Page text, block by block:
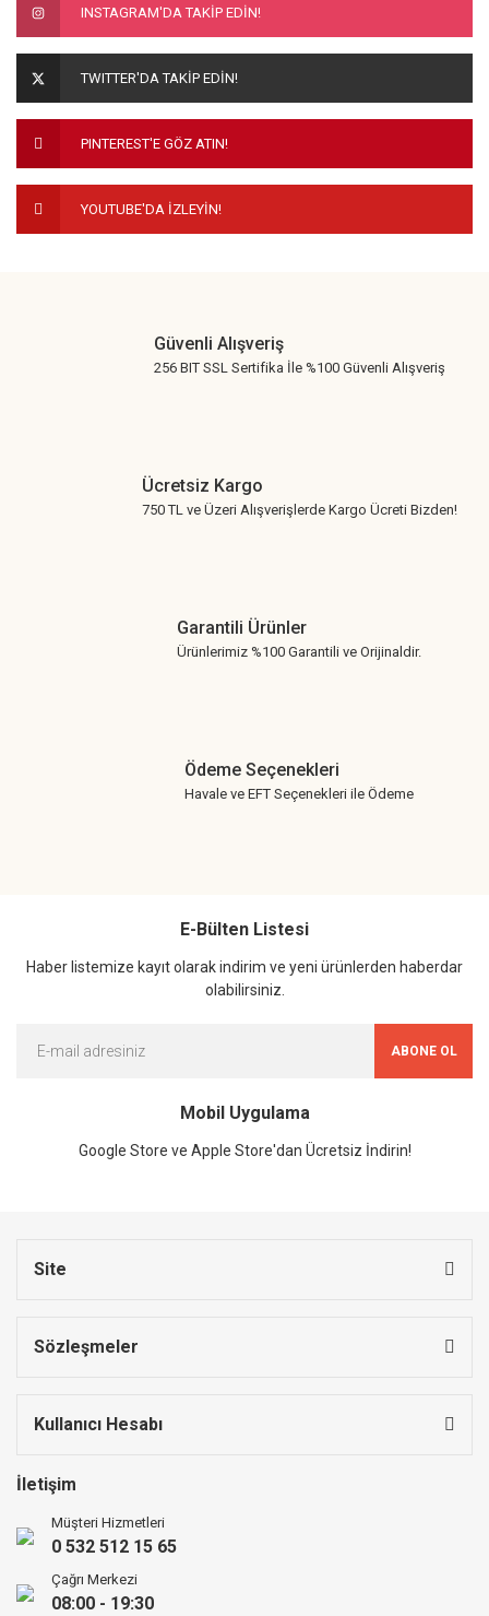
Yorum Yaz
Ürün açıklamasında eksik bilgiler bulunuyor.
Ürün fiyatı diğer sitelerden daha pahalı.
Bu ürüne benzer farklı alternatifler olmalı.
INSTAGRAM'DA TAKİP EDİN!
TWITTER'DA TAKİP EDİN!
PINTEREST'E GÖZ ATIN!
YOUTUBE'DA İZLEYİN!
Güvenli Alışveriş
256 BIT SSL Sertifika İle %100 Güvenli Alışveriş
Ücretsiz Kargo
750 TL ve Üzeri Alışverişlerde Kargo Ücreti Bizden!
Garantili Ürünler
Ürünlerimiz %100 Garantili ve Orijinaldir.
Ödeme Seçenekleri
Havale ve EFT Seçenekleri ile Ödeme
E-Bülten Listesi
Haber listemize kayıt olarak indirim ve yeni ürünlerden haberdar
olabilirsiniz.
ABONE OL
Mobil Uygulama
Google Store ve Apple Store'dan Ücretsiz İndirin!
Site
Sözleşmeler
Kullanıcı Hesabı
İletişim
Müşteri Hizmetleri
0 532 512 15 65
Çağrı Merkezi
08:00 - 19:30